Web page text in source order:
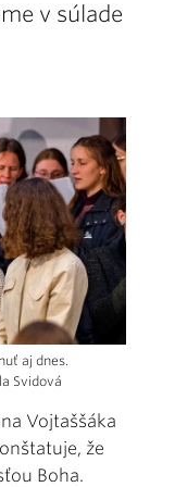
v súlade
aj dnes.
Svidová
Vojtaššáka
že
Boha.